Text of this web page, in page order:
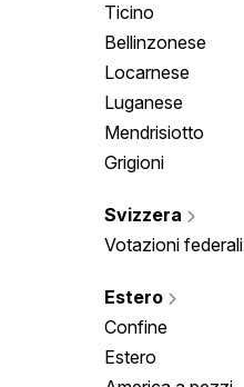
Ticino
Bellinzonese
Locarnese
Luganese
Mendrisiotto
Grigioni
Svizzera
Votazioni federali
Estero
Confine
Estero